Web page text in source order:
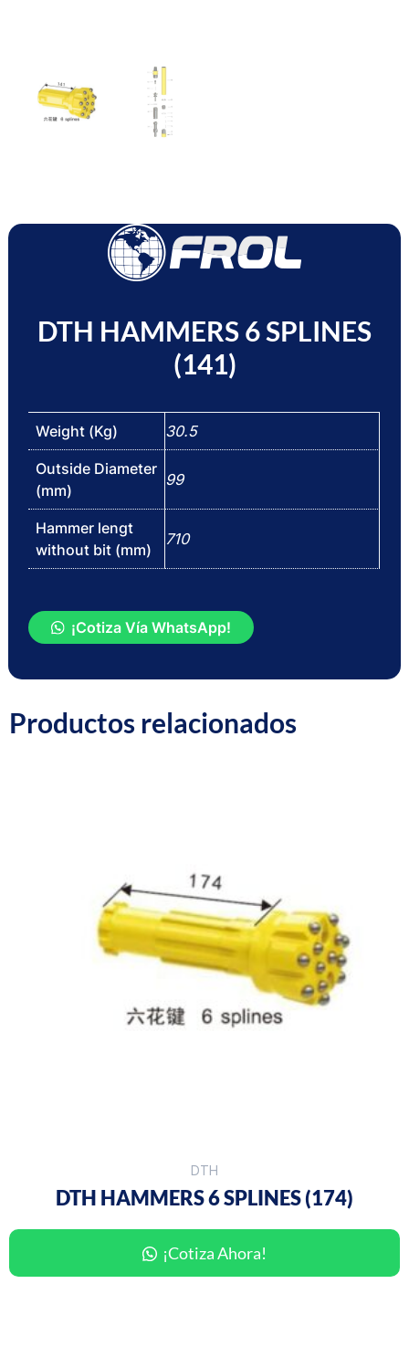
DTH HAMMERS 6 SPLINES
(141)
Weight (Kg) 30.5
Outside Diameter
(mm)
99
Hammer lengt
without bit (mm)
710
DTH
6
(141)
¡Cotiza Vía WhatsApp!
Productos relacionados
DTH
DTH HAMMERS 6 SPLINES (174)
¡Cotiza Ahora!